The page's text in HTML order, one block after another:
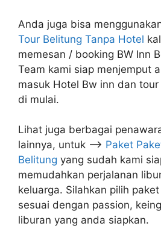
Anda juga bisa
Tour Belitung Tanpa Hotel
memesan / booking BW Inn
Team kami siap menjemput
masuk Hotel Bw inn dan
di mulai.
Lihat juga berbagai
lainnya, untuk –> Paket
Belitung yang sudah kami
memudahkan perjalanan
keluarga. Silahkan pilih
sesuai dengan passion,
liburan yang anda siapkan.